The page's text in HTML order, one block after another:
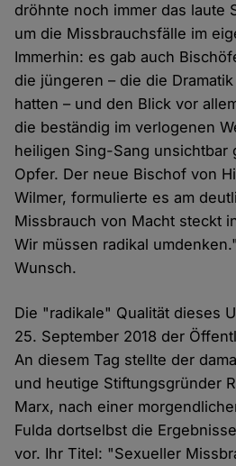
dröhnte noch immer das laute
um die Missbrauchsfälle im
Immerhin: es gab auch
die jüngeren – die die
hatten – und den Blick vor
die beständig im verlogenen
heiligen Sing-Sang unsichtbar
Opfer. Der neue Bischof von
Wilmer, formulierte es am
Missbrauch von Macht steckt
Wir müssen radikal
Wunsch.
Die "radikale" Qualität dieses
25. September 2018 der
An diesem Tag stellte der
und heutige Stiftungsgründer
Marx, nach einer
Fulda dortselbst die
vor. Ihr Titel: "Sexueller